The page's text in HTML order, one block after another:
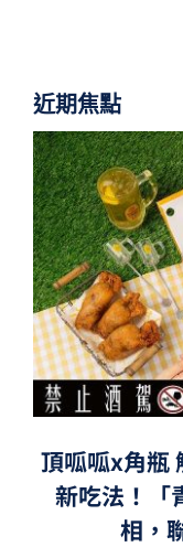
近期焦點
頂呱呱x角瓶
新吃法！「
相，